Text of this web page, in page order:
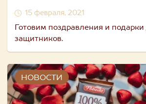
15 февраля, 2021
Готовим поздравления и подарки
защитников.
НОВОСТИ